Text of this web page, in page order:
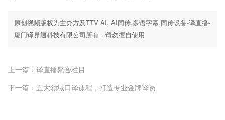
原创视频版权为主办方及TTV AI, AI同传,多语字幕,同传设备-译直播-
厦门译界通科技有限公司所有，请勿擅自使用
上一篇：译直播聚合栏目
下一篇：五大领域口译课程，打造专业金牌译员